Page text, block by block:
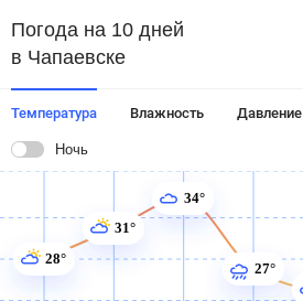
Погода на 10 дней
в Чапаевске
Температура Влажность Давление
Ночь
28°
31°
34°
27°